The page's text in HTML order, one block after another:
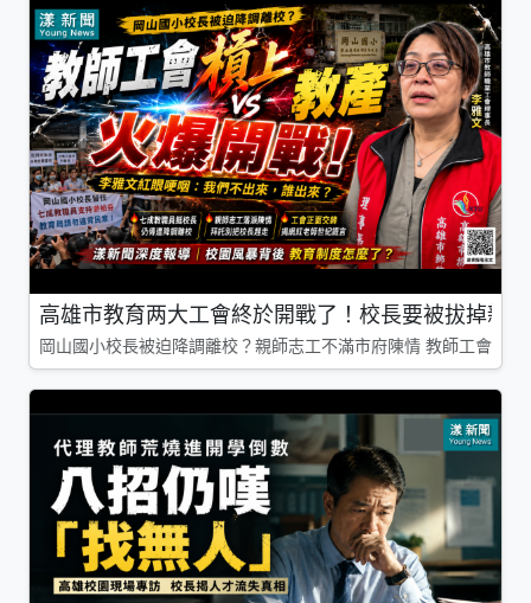
高雄市教育两大工會終於開戰了！校長要被拔掉親
岡山國小校長被迫降調離校？親師志工不滿市府陳情 教師工會槓